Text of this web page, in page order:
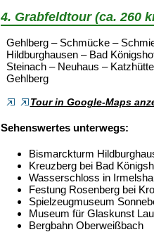
4. Grabfeldtour (ca. 260
Gehlberg – Schmücke –
Hildburghausen – Bad
Steinach – Neuhaus –
Gehlberg
Tour in Google-Maps
Sehenswertes unterwegs:
Bismarckturm
Kreuzberg bei Bad
Wasserschloss in
Festung Rosenberg bei
Spielzeugmuseum
Museum für Glaskunst
Bergbahn Oberweißbach